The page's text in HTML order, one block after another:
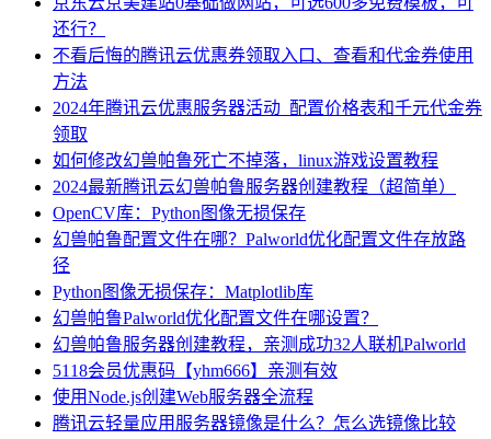
还行？
不看后悔的腾讯云优惠券领取入口、查看和代金券使用
方法
2024年腾讯云优惠服务器活动_配置价格表和千元代金券
领取
如何修改幻兽帕鲁死亡不掉落，linux游戏设置教程
2024最新腾讯云幻兽帕鲁服务器创建教程（超简单）
OpenCV库：Python图像无损保存
幻兽帕鲁配置文件在哪？Palworld优化配置文件存放路
径
Python图像无损保存：Matplotlib库
幻兽帕鲁Palworld优化配置文件在哪设置？
幻兽帕鲁服务器创建教程，亲测成功32人联机Palworld
5118会员优惠码【yhm666】亲测有效
使用Node.js创建Web服务器全流程
腾讯云轻量应用服务器镜像是什么？怎么选镜像比较